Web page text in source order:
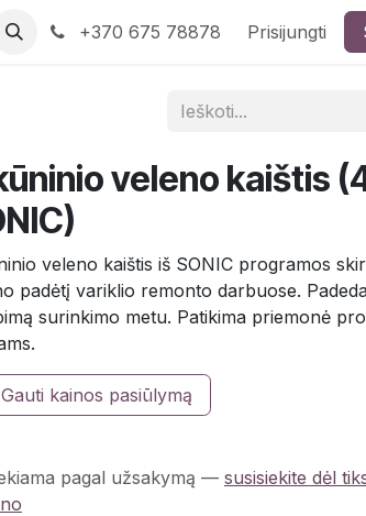
+370 675 78878 Prisijungti
veleno kaištis
veleno kaištis iš SONIC programos
padėtį variklio remonto darbuose.
surinkimo metu. Patikima priemonė
Gauti kainos pasiūlymą
pagal užsakymą — susisiekite dėl